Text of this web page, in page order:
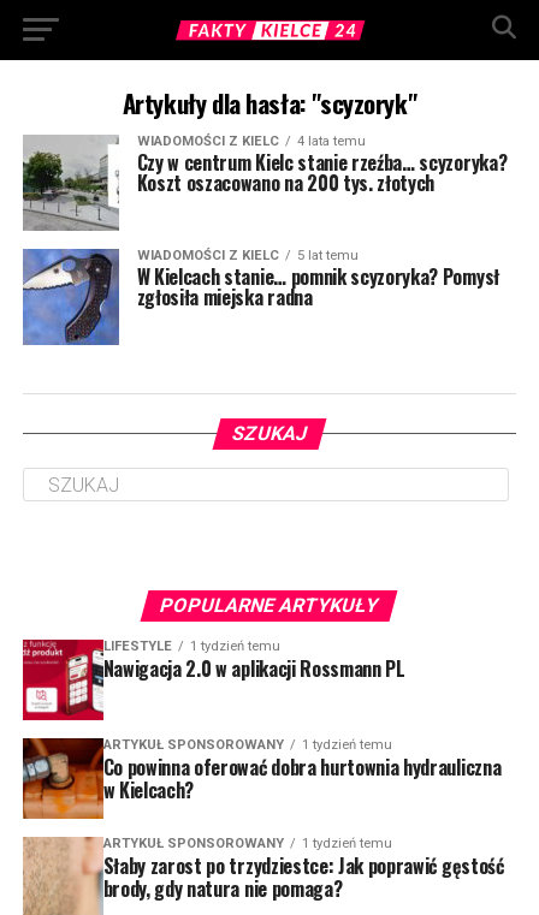
Artykuły dla hasła: "scyzoryk"
WIADOMOŚCI Z KIELC 4 lata temu
Czy w centrum Kielc stanie rzeźba… scyzoryka?
Koszt oszacowano na 200 tys. złotych
WIADOMOŚCI Z KIELC 5 lat temu
W Kielcach stanie… pomnik scyzoryka? Pomysł
zgłosiła miejska radna
SZUKAJ
POPULARNE ARTYKUŁY
LIFESTYLE 1 tydzień temu
Nawigacja 2.0 w aplikacji Rossmann PL
ARTYKUŁ SPONSOROWANY 1 tydzień temu
Co powinna oferować dobra hurtownia hydrauliczna
w Kielcach?
ARTYKUŁ SPONSOROWANY 1 tydzień temu
Słaby zarost po trzydziestce: Jak poprawić gęstość
brody, gdy natura nie pomaga?